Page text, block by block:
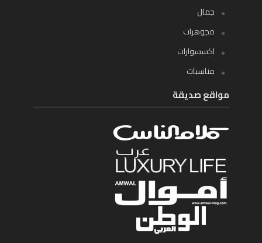
جمال
مجوهرات
اكسسوارات
مناسبات
مواقع صديقة